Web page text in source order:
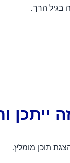
בגיל הרך.
תוכן מומלץ.